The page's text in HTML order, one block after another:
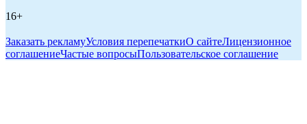
16+
Заказать рекламуУсловия перепечаткиО сайтеЛицензионное
соглашениеЧастые вопросыПользовательское соглашение